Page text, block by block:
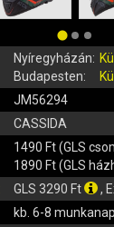
QUAD,
ÜLÉSEK
MOTOR)
ÉS ALKATRÉSZEIK
ÁPOLÓK
ALKATRÉSZEI
Nyíregyházán:
Budapesten:
JM56294
CASSIDA
1490 Ft (GLS
1890 Ft (GLS
GLS 3290 Ft
,
kb. 6-8 munkanap